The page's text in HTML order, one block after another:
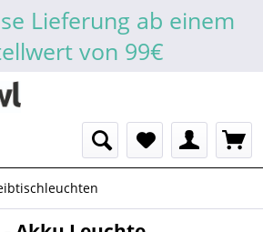
Lieferung ab einem
von 99€